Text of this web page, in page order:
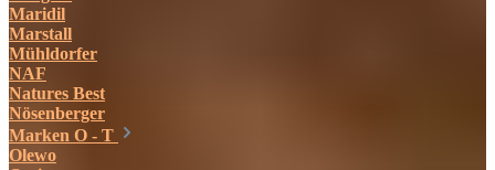
Maridil
Marstall
Mühldorfer
NAF
Natures Best
Nösenberger
Marken O - T
Olewo